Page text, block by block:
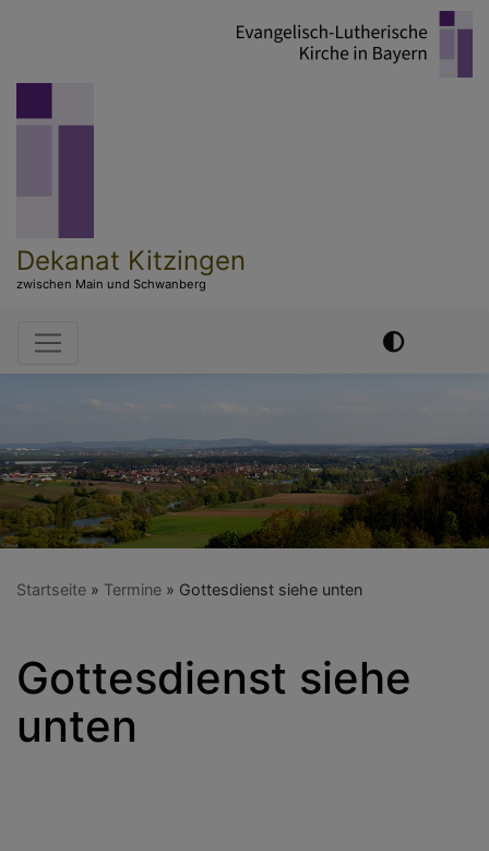
Dekanat Kitzingen
zwischen Main und Schwanberg
Hauptnavigation
Startseite Termine Gottesdienst siehe unten
Gottesdienst siehe
unten